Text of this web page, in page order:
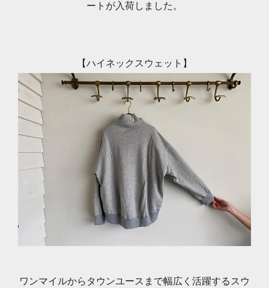
ートが入荷しました。
【ハイネックスウェット】
ワンマイルからタウンユースまで幅広く活躍するスウ